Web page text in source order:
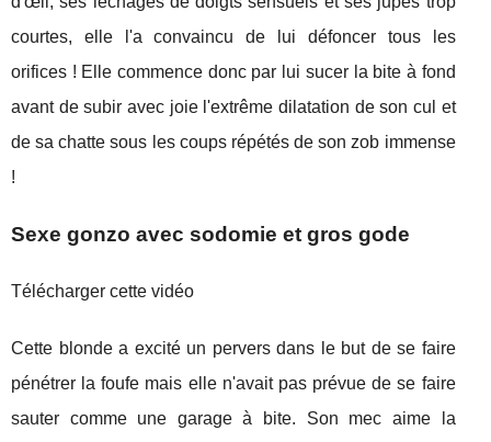
courtes, elle l'a convaincu de lui défoncer tous les
orifices ! Elle commence donc par lui sucer la bite à fond
avant de subir avec joie l'extrême dilatation de son cul et
de sa chatte sous les coups répétés de son zob immense
!
Sexe gonzo avec sodomie et gros gode
Télécharger cette vidéo
Cette blonde a excité un pervers dans le but de se faire
pénétrer la foufe mais elle n'avait pas prévue de se faire
sauter comme une garage à bite. Son mec aime la